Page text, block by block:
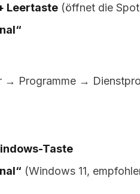
Leertaste (öffnet die
→ Programme →
Taste
(Windows 11,